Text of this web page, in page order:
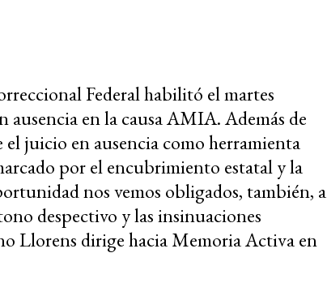
Federal habilitó el martes
en la causa AMIA. Además de
juicio en ausencia como herramienta
por el encubrimiento estatal y la
nos vemos obligados, también, a
despectivo y las insinuaciones
Llorens dirige hacia Memoria Activa en